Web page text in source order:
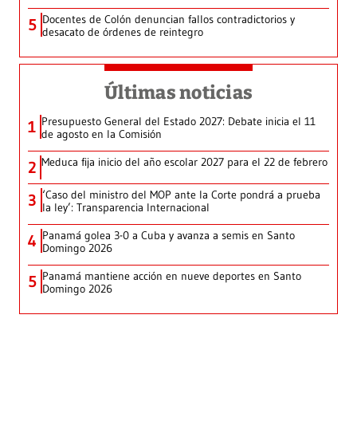
5 Docentes de Colón denuncian fallos contradictorios y
desacato de órdenes de reintegro
Últimas noticias
1 Presupuesto General del Estado 2027: Debate inicia el 11
de agosto en la Comisión
2 Meduca fija inicio del año escolar 2027 para el 22 de febrero
3 ‘Caso del ministro del MOP ante la Corte pondrá a prueba
la ley’: Transparencia Internacional
4 Panamá golea 3-0 a Cuba y avanza a semis en Santo
Domingo 2026
5 Panamá mantiene acción en nueve deportes en Santo
Domingo 2026